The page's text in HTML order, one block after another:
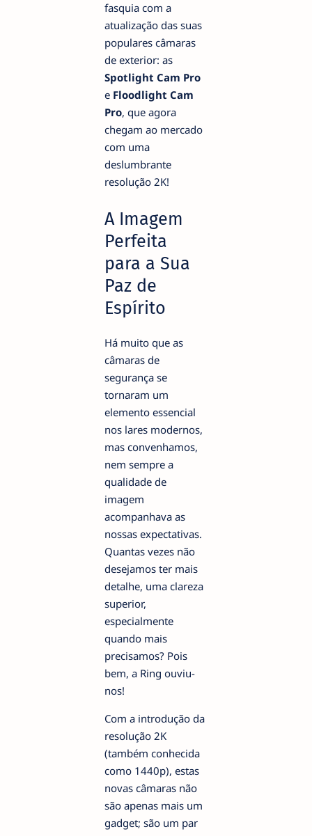
fasquia com a
atualização das suas
populares câmaras
de exterior: as
Spotlight Cam Pro
e Floodlight Cam
Pro, que agora
chegam ao mercado
com uma
deslumbrante
resolução 2K!
A Imagem
Perfeita
para a Sua
Paz de
Espírito
Há muito que as
câmaras de
segurança se
tornaram um
elemento essencial
nos lares modernos,
mas convenhamos,
nem sempre a
qualidade de
imagem
acompanhava as
nossas expectativas.
Quantas vezes não
desejamos ter mais
detalhe, uma clareza
superior,
especialmente
quando mais
precisamos? Pois
bem, a Ring ouviu-
nos!
Com a introdução da
resolução 2K
(também conhecida
como 1440p), estas
novas câmaras não
são apenas mais um
gadget; são um par